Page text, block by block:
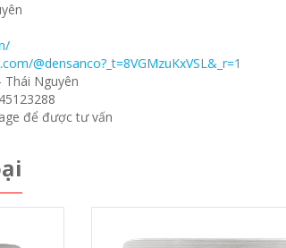
@densanco?_t=8VGMzuKxVSL&_r=1
Nguyên
để được tư vấn